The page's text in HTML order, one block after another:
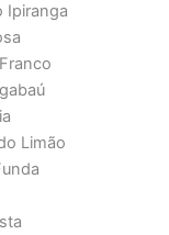
Ipiranga
Limão